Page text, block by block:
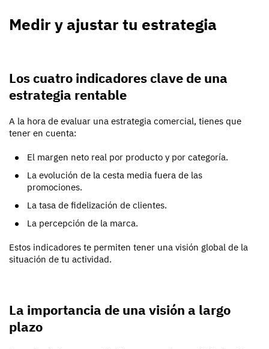
Medir y ajustar tu estrategia
Los cuatro indicadores clave de una
estrategia rentable
A la hora de evaluar una estrategia comercial, tienes que
tener en cuenta:
El margen neto real por producto y por categoría.
La evolución de la cesta media fuera de las
promociones.
La tasa de fidelización de clientes.
La percepción de la marca.
Estos indicadores te permiten tener una visión global de la
situación de tu actividad.
La importancia de una visión a largo
plazo